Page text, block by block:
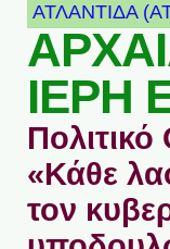
ΑΤΛΑΝΤΊΔΑ
ΙΕΡΗ
Πολιτικό
«Κάθε
τον